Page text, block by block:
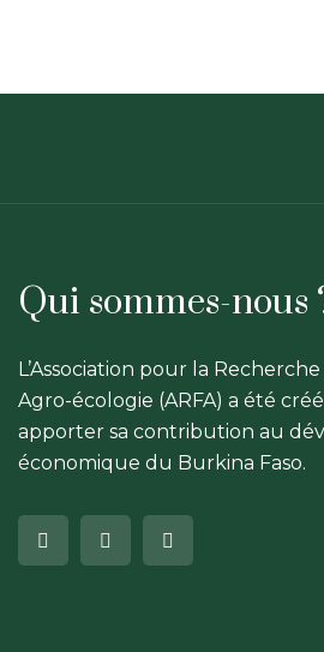
Qui sommes-nous
L’Association pour la
Agro-écologie (ARFA) a été
apporter sa contribution au
économique du Burkina Faso.